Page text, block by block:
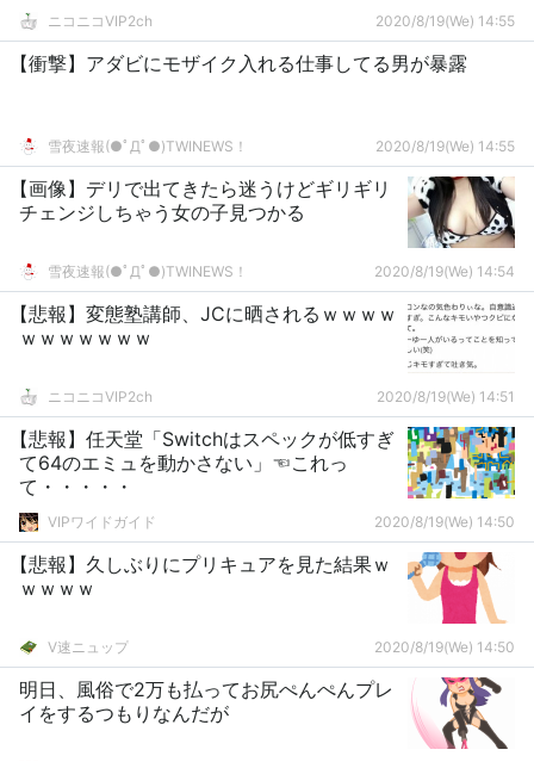
ニコニコVIP2ch 2020/8/19(We) 14:55
【衝撃】アダビにモザイク入れる仕事してる男が暴露
雪夜速報(●ﾟДﾟ●)TWINEWS！ 2020/8/19(We) 14:55
【画像】デリで出てきたら迷うけどギリギリ
チェンジしちゃう女の子見つかる
雪夜速報(●ﾟДﾟ●)TWINEWS！ 2020/8/19(We) 14:54
【悲報】変態塾講師、JCに晒されるｗｗｗｗ
ｗｗｗｗｗｗｗ
ニコニコVIP2ch 2020/8/19(We) 14:51
【悲報】任天堂「Switchはスペックが低すぎ
て64のエミュを動かさない」☜これっ
て・・・・・
VIPワイドガイド 2020/8/19(We) 14:50
【悲報】久しぶりにプリキュアを見た結果ｗ
ｗｗｗｗ
V速ニュップ 2020/8/19(We) 14:50
明日、風俗で2万も払ってお尻ぺんぺんプレ
イをするつもりなんだが